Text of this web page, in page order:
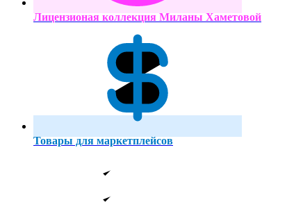
Лицензионая коллекция Миланы Хаметовой
Товары для маркетплейсов